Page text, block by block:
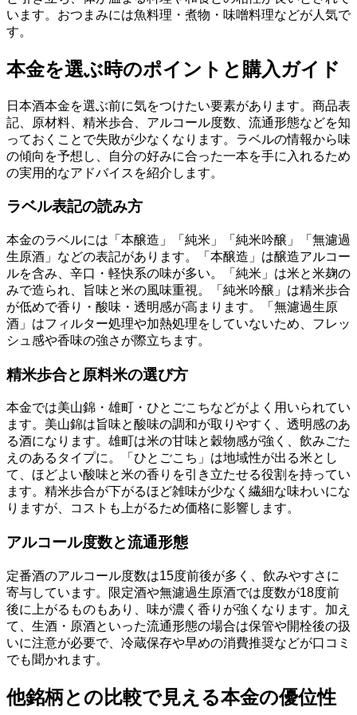
います。おつまみには魚料理・煮物・味噌料理などが人気で
す。
本金を選ぶ時のポイントと購入ガイド
日本酒本金を選ぶ前に気をつけたい要素があります。商品表
記、原材料、精米歩合、アルコール度数、流通形態などを知
っておくことで失敗が少なくなります。ラベルの情報から味
の傾向を予想し、自分の好みに合った一本を手に入れるため
の実用的なアドバイスを紹介します。
ラベル表記の読み方
本金のラベルには「本醸造」「純米」「純米吟醸」「無濾過
生原酒」などの表記があります。「本醸造」は醸造アルコー
ルを含み、辛口・軽快系の味が多い。「純米」は米と米麹の
みで造られ、旨味と米の風味重視。「純米吟醸」は精米歩合
が低めで香り・酸味・透明感が高まります。「無濾過生原
酒」はフィルター処理や加熱処理をしていないため、フレッ
シュ感や香味の強さが際立ちます。
精米歩合と原料米の選び方
本金では美山錦・雄町・ひとごこちなどがよく用いられてい
ます。美山錦は旨味と酸味の調和が取りやすく、透明感のあ
る酒になります。雄町は米の甘味と穀物感が強く、飲みごた
えのあるタイプに。「ひとごこち」は地域性が出る米とし
て、ほどよい酸味と米の香りを引き立たせる役割を持ってい
ます。精米歩合が下がるほど雑味が少なく繊細な味わいにな
りますが、コストも上がるため価格に影響します。
アルコール度数と流通形態
定番酒のアルコール度数は15度前後が多く、飲みやすさに
寄与しています。限定酒や無濾過生原酒では度数が18度前
後に上がるものもあり、味が濃く香りが強くなります。加え
て、生酒・原酒といった流通形態の場合は保管や開栓後の扱
いに注意が必要で、冷蔵保存や早めの消費推奨などが口コミ
でも聞かれます。
他銘柄との比較で見える本金の優位性